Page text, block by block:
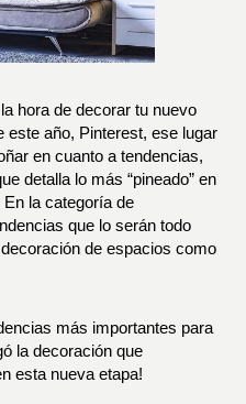
hora de decorar tu nuevo
este año, Pinterest, ese lugar
en cuanto a tendencias,
detalla lo más“pineado” en
la categoría de
que lo serán todo
de espacios como
más importantes para
la decoración que
esta nueva etapa!